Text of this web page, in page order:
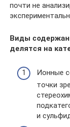
почти не
Виды
делятся на
Ионные
точки
и